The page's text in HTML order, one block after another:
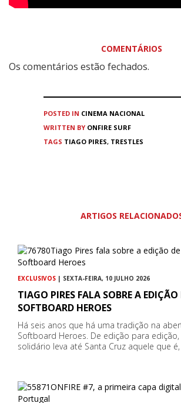
COMENTÁRIOS
Os comentários estão fechados.
POSTED IN CINEMA NACIONAL
WRITTEN BY ONFIRE SURF
TAGS TIAGO PIRES, TRESTLES
ARTIGOS
EXCLUSIVOS | SEXTA-FEIRA, 10 JULHO 2026
TIAGO PIRES FALA SOBRE A
SOFTBOARD HEROES
Há seis anos que há uma tradição na
Softboard Heroes. De edição para
solidário leva até Santa Cruz aquele que é,